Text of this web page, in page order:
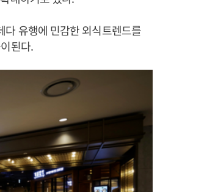
다 유행에 민감한 외식트렌드를
된다.